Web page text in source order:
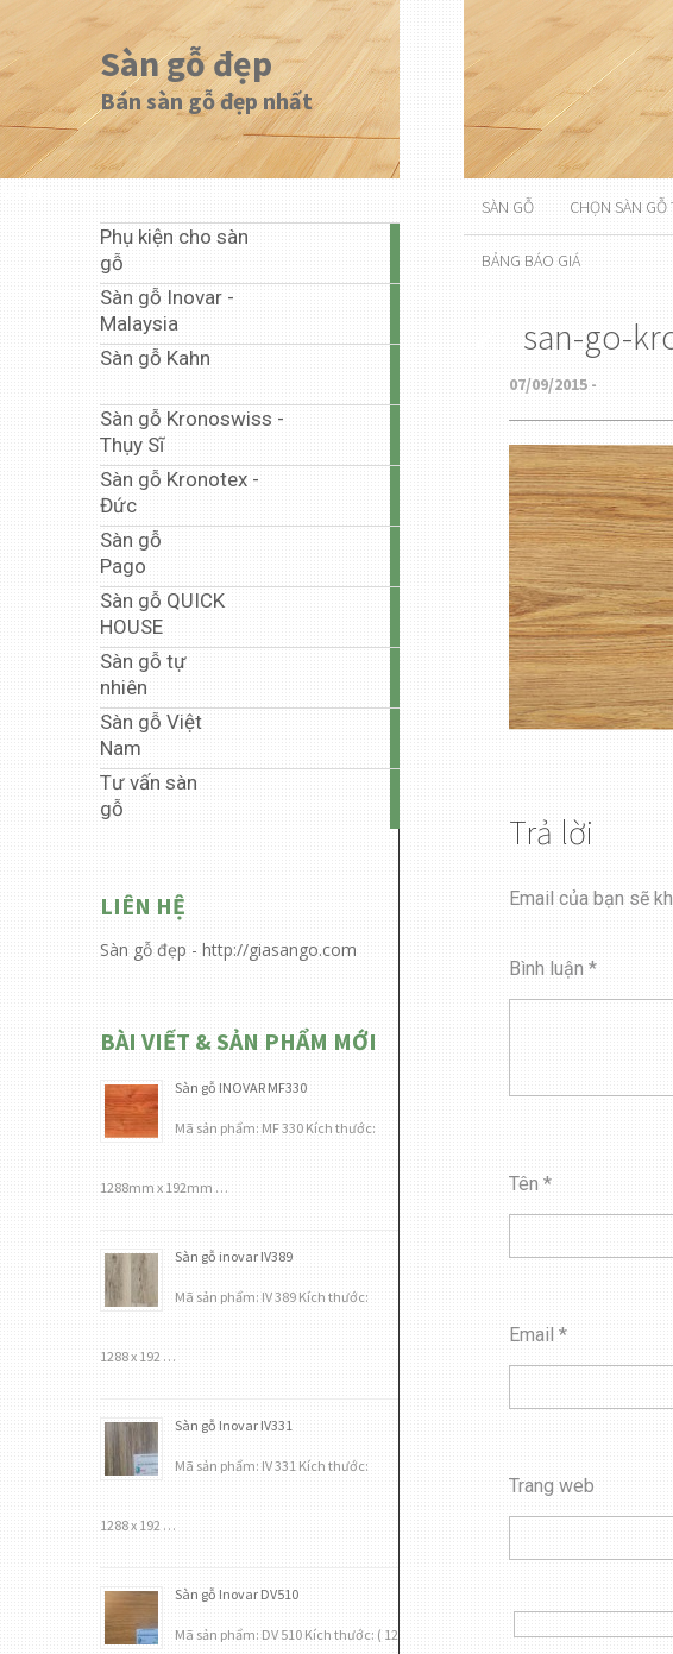
Sàn gỗ đẹp
Bán sàn gỗ đẹp nhất
Phụ kiện cho sàn
gỗ
Sàn gỗ Inovar -
Malaysia
Sàn gỗ Kahn
Sàn gỗ Kronoswiss -
Thụy Sĩ
Sàn gỗ Kronotex -
Đức
Sàn gỗ
Pago
Sàn gỗ QUICK
HOUSE
Sàn gỗ tự
nhiên
Sàn gỗ Việt
Nam
Tư vấn sàn
gỗ
LIÊN HỆ
Sàn gỗ đẹp - http://giasango.com
BÀI VIẾT & SẢN PHẨM MỚI
Sàn gỗ INOVAR MF330
Mã sản phẩm: MF 330 Kích thước:
1288mm x 192mm …
Sàn gỗ inovar IV389
Mã sản phẩm: IV 389 Kích thước:
1288 x 192 …
Sàn gỗ Inovar IV331
Mã sản phẩm: IV 331 Kích thước:
1288 x 192 …
Sàn gỗ Inovar DV510
Mã sản phẩm: DV 510 Kích thước: ( 12
SÀN GỖ CHỌN SÀN
BẢNG BÁO GIÁ
san-go-
07/09/2015 -
Trả lời
Email của bạn sẽ
Bình luận *
Tên *
Email *
Trang web